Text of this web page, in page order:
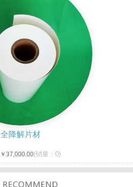
全降解片材
￥37,000.00(销量：0)